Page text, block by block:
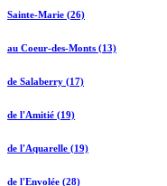
Sainte-Marie (26)
au Coeur-des-Monts (13)
de Salaberry (17)
de l'Amitié (19)
de l'Aquarelle (19)
de l'Envolée (28)